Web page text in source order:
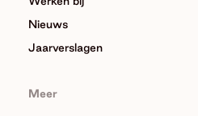
Nieuws
Jaarverslagen
Meer